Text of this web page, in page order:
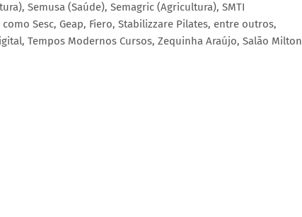
Semusa (Saúde), Semagric (Agricultura), SMTI
Sesc, Geap, Fiero, Stabilizzare Pilates, entre outros,
Tempos Modernos Cursos, Zequinha Araújo, Salão Milton